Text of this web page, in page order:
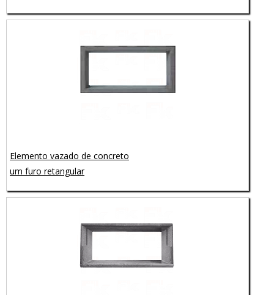
Elemento vazado de concreto
um furo retangular